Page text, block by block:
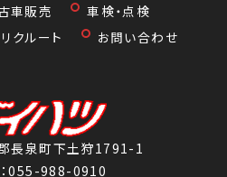
車販売
車検・点検
リクルート
お問い合わせ
長泉町下土狩1791-1
055-988-0910